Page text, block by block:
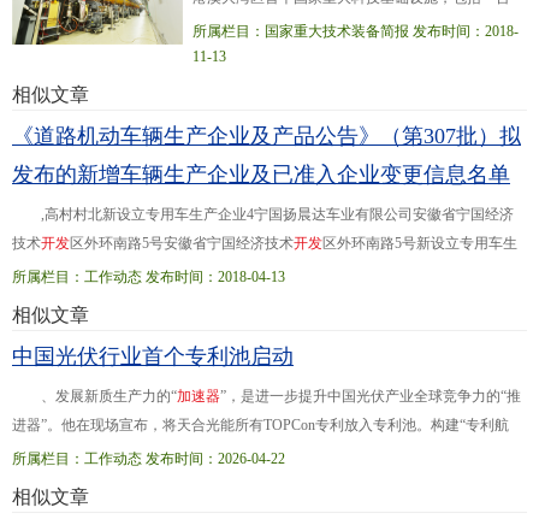
8000万电子伏特负氢离子直线加速 器、一台16亿电子
伏特快循环同步
加速器、靶站、谱仪等方面取得了一系列重大突破。
如创新性地采用较低能量的直线加速器+快循环同步
所属栏目：国家重大技术装备简报 发布时间：2018-
11-13
相似文章
《道路机动车辆生产企业及产品公告》（第307批）拟
发布的新增车辆生产企业及已准入企业变更信息名单
,高村村北新设立专用车生产企业4宁国扬晨达车业有限公司安徽省宁国经济
技术开发区外环南路5号安徽省宁国经济技术开发区外环南路5号新设立专用车生
产企业5安徽财富汽车有限公司安徽省 合 肥市
二层安徽...经济
汽车股份有限公司注册地址安徽省 合肥市葛淝路97号安徽省
所属栏目：工作动态 发布时间：2018-04-13
相似文章
中国光伏行业首个专利池启动
、发展新质生产力的“加速器”，是进一步提升中国光伏产业全球竞争力的“推
进器”。他在现场宣布，将天合光能所有TOPCon专利放入专利池。构建“专利航
母”，护航全球化与应对挑战当前，全球光伏产业面临地缘政治摩擦加剧、
利...4月21日，在工业和信息化部、国家知识产权局联合指导下，由中国光伏行业
所属栏目：工作动态 发布时间：2026-04-22
相似文章